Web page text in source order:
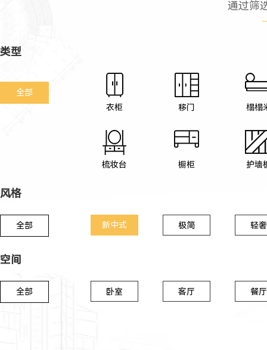
通过筛
类型
全部
衣柜
移门 榻榻
梳妆台 橱柜 护墙
风格
全部 新中式 极简 轻奢
空间
全部 卧室 客厅 餐厅